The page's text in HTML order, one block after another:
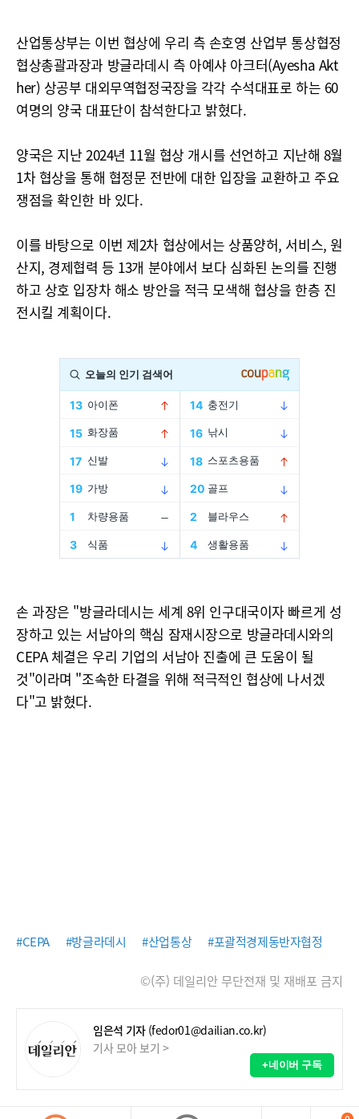
산업통상부는 이번 협상에 우리 측 손호영 산업부 통상협정
협상총괄과장과 방글라데시 측 아예샤 아크터(Ayesha Akt
her) 상공부 대외무역협정국장을 각각 수석대표로 하는 60
여명의 양국 대표단이 참석한다고 밝혔다.
양국은 지난 2024년 11월 협상 개시를 선언하고 지난해 8월
1차 협상을 통해 협정문 전반에 대한 입장을 교환하고 주요
쟁점을 확인한 바 있다.
이를 바탕으로 이번 제2차 협상에서는 상품양허, 서비스, 원
산지, 경제협력 등 13개 분야에서 보다 심화된 논의를 진행
하고 상호 입장차 해소 방안을 적극 모색해 협상을 한층 진
전시킬 계획이다.
손 과장은 "방글라데시는 세계 8위 인구대국이자 빠르게 성
장하고 있는 서남아의 핵심 잠재시장으로 방글라데시와의
CEPA 체결은 우리 기업의 서남아 진출에 큰 도움이 될
것"이라며 "조속한 타결을 위해 적극적인 협상에 나서겠
다"고 밝혔다.
#CEPA #방글라데시 #산업통상 #포괄적경제동반자협정
©(주) 데일리안 무단전재 및 재배포 금지
임은석 기자 (fedor01@dailian.co.kr)
기사 모아 보기 >
+네이버 구독